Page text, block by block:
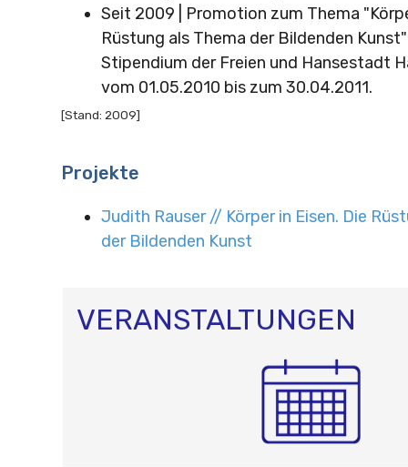
Seit 2009 | Promotion zum Thema
Rüstung als Thema der Bildenden
Stipendium der Freien und Hansestadt
vom 01.05.2010 bis zum 30.04.2011.
[Stand: 2009]
Projekte
Judith Rauser // Körper in Eisen. Die
der Bildenden Kunst
VERANSTALTUNGEN